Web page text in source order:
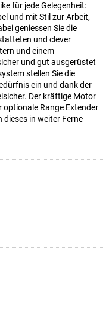
für jede Gelegenheit:
und mit Stil zur Arbeit,
geniessen Sie die
und clever
und einem
und gut ausgerüstet
stellen Sie die
ein und dank der
Der kräftige Motor
Range Extender
dieses in weiter Ferne